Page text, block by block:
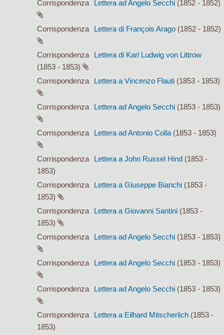
Corrispondenza
Lettera ad Angelo Secchi (1852 - 1852)
Corrispondenza Lettera di François Arago (1852 - 1852)
Corrispondenza
Lettera di Karl Ludwig von Littrow
(1853 - 1853)
Corrispondenza
Lettera a Vincenzo Flauti (1853 - 1853)
Corrispondenza Lettera ad Angelo Secchi (1853 - 1853)
Corrispondenza Lettera ad Antonio Colla (1853 - 1853)
Corrispondenza Lettera a John Russel Hind (1853 -
1853)
Corrispondenza
Lettera a Giuseppe Bianchi (1853 -
1853)
Corrispondenza
Lettera a Giovanni Santini (1853 -
1853)
Corrispondenza
Lettera ad Angelo Secchi (1853 - 1853)
Corrispondenza Lettera ad Angelo Secchi (1853 - 1853)
Corrispondenza Lettera ad Angelo Secchi (1853 - 1853)
Corrispondenza Lettera a Eilhard Mitscherlich (1853 -
1853)